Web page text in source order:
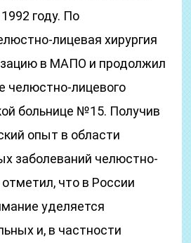
году. По
лицевая хирургия
в МАПО и продолжил
челюстно-лицевого
больнице №15. Получив
опыт в области
заболеваний челюстно-
что в России
уделяется
и, в частности